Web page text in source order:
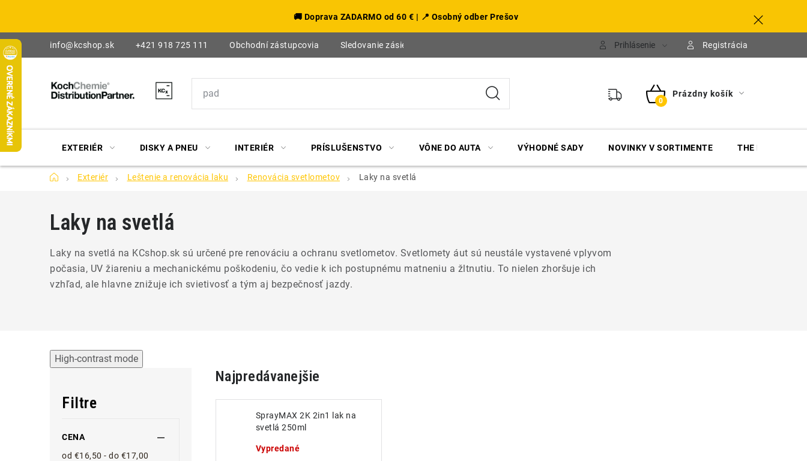
obsah
🚚 Doprava ZADARMO od 60 € | 📍 Osobný odber Prešov
info@kcshop.sk +421 918 725 111 Obchodní zástupcovia Sledovanie zásielky Prihlásenie Registrácia
NÁKUPNÝ
Prázdny košík
EXTERIÉR DISKY A PNEU INTERIÉR PRÍSLUŠENSTVO VÔNE DO AUTA VÝHODNÉ SADY NOVINKY V SORTIMENTE THE FINISHER
DomovExteriér Leštenie a renovácia laku Renovácia svetlometov Laky na svetlá
Laky na svetlá
Laky na svetlá na KCshop.sk sú určené pre renováciu a ochranu svetlometov. Svetlomety áut sú neustále vystavené vplyvom
počasia, UV žiareniu a mechanickému poškodeniu, čo vedie k ich postupnému matneniu a žltnutiu. To nielen zhoršuje ich
vzhľad, ale hlavne znižuje ich svietivosť a tým aj bezpečnosť jazdy.
High-contrast mode
Filtre
CENA
od €16,50 - do €17,00
Najpredávanejšie
SprayMAX 2K 2in1 lak na
svetlá 250ml
Vypredané